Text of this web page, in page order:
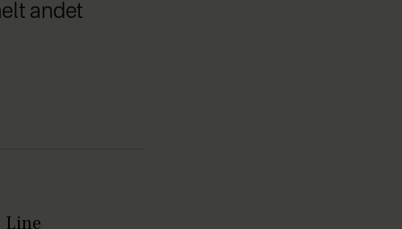
andet
Line